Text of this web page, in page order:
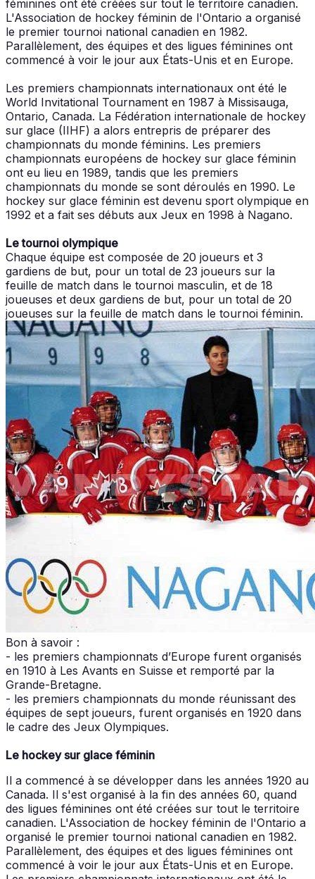
féminines ont été créées sur tout le territoire canadien.
L'Association de hockey féminin de l'Ontario a organisé
le premier tournoi national canadien en 1982.
Parallèlement, des équipes et des ligues féminines ont
commencé à voir le jour aux États-Unis et en Europe.
Les premiers championnats internationaux ont été le
World Invitational Tournament en 1987 à Missisauga,
Ontario, Canada. La Fédération internationale de hockey
sur glace (IIHF) a alors entrepris de préparer des
championnats du monde féminins. Les premiers
championnats européens de hockey sur glace féminin
ont eu lieu en 1989, tandis que les premiers
championnats du monde se sont déroulés en 1990. Le
hockey sur glace féminin est devenu sport olympique en
1992 et a fait ses débuts aux Jeux en 1998 à Nagano.
Le tournoi olympique
Chaque équipe est composée de 20 joueurs et 3
gardiens de but, pour un total de 23 joueurs sur la
feuille de match dans le tournoi masculin, et de 18
joueuses et deux gardiens de but, pour un total de 20
joueuses sur la feuille de match dans le tournoi féminin.
Bon à savoir :
- les premiers championnats d’Europe furent organisés
en 1910 à Les Avants en Suisse et remporté par la
Grande-Bretagne.
- les premiers championnats du monde réunissant des
équipes de sept joueurs, furent organisés en 1920 dans
le cadre des Jeux Olympiques.
Le hockey sur glace féminin
Il a commencé à se développer dans les années 1920 au
Canada. Il s'est organisé à la fin des années 60, quand
des ligues féminines ont été créées sur tout le territoire
canadien. L'Association de hockey féminin de l'Ontario a
organisé le premier tournoi national canadien en 1982.
Parallèlement, des équipes et des ligues féminines ont
commencé à voir le jour aux États-Unis et en Europe.